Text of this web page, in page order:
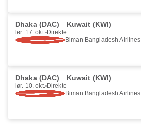
Dhaka (DAC) Kuwait (KWI)
lør. 17. okt. Direkte
Biman Bangladesh Airlines
Dhaka (DAC) Kuwait (KWI)
lør. 10. okt. Direkte
Biman Bangladesh Airlines